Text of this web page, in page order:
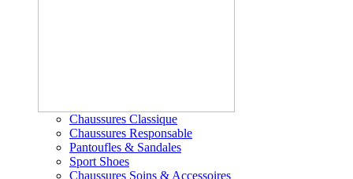
Chaussures Classique
Chaussures Responsable
Pantoufles & Sandales
Sport Shoes
Chaussures Soins & Accessoires